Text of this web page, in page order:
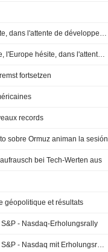
Wall Street vue en légère hausse, l'Europe hésite, dans l'attente de développements en Iran
Point marchés-Wall Street vue en légère hausse, l'Europe hésite, dans l'attente de développements en Iran
fortsetzen
records
sobre Ormuz animan la sesión
bei Tech-Werten aus
géopolitique et résultats
- Nasdaq-Erholungsrally
Aktien New York Schluss: Rekorde für Dow und S&P - Nasdaq mit Erholungsrally